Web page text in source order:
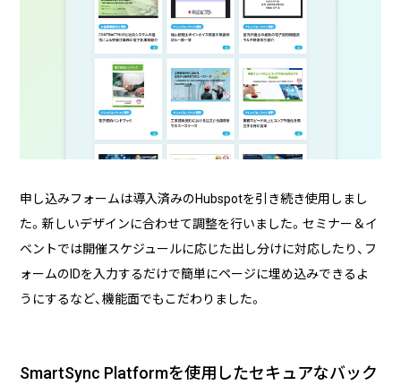
申し込みフォームは導入済みのHubspotを引き続き使用しまし
た。新しいデザインに合わせて調整を行いました。セミナー＆イ
ベントでは開催スケジュールに応じた出し分けに対応したり、フ
ォームのIDを入力するだけで簡単にページに埋め込みできるよ
うにするなど、機能面でもこだわりました。
SmartSync Platformを使用したセキュアなバック